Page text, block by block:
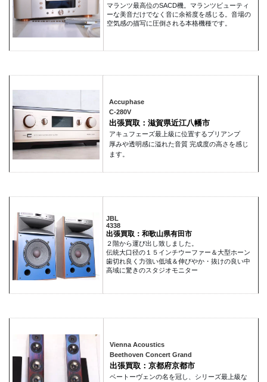
マランツ最高位のSACD機。マランツビューティ
ーな美音だけでなく音に余裕度を感じる。音場の
空気感の描写に圧倒される本格機種です。
Accuphase
C-280V
出張買取：滋賀県近江八幡市
アキュフェーズ最上級に位置するプリアンプ
厚みや透明感に溢れた音質 完成度の高さを感じ
ます。
JBL
4338
出張買取：和歌山県有田市
２階から運び出し致しました。
伝統大口径の１５インチウーファー＆大型ホーン
歯切れ良く力強い低域＆伸びやか・抜けの良い中
高域に驚きのスタジオモニター
Vienna Acoustics
Beethoven Concert Grand
出張買取：京都府京都市
ベートーヴェンの名を冠し、シリーズ最上級な